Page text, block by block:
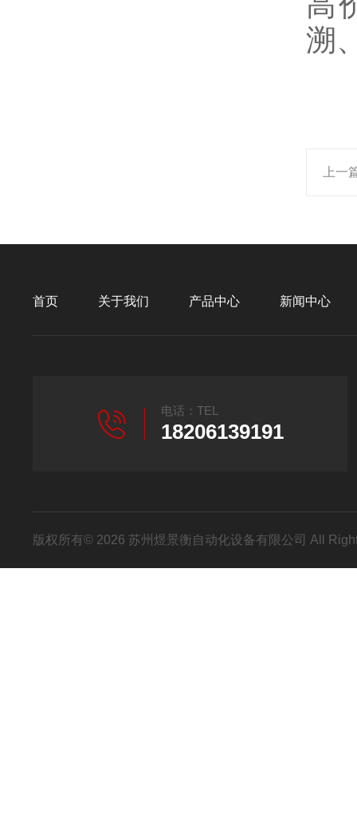
溯
上一
首页 关于我们 产品中心 新闻中心
电话：TEL
18206139191
版权所有© 2026 苏州煜景衡自动化设备有限公司 All